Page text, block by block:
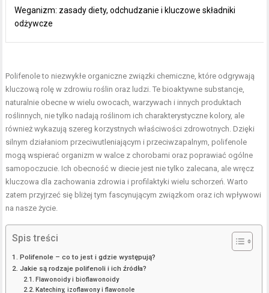
Weganizm: zasady diety, odchudzanie i kluczowe składniki
odżywcze
Polifenole to niezwykłe organiczne związki chemiczne, które odgrywają
kluczową rolę w zdrowiu roślin oraz ludzi. Te bioaktywne substancje,
naturalnie obecne w wielu owocach, warzywach i innych produktach
roślinnych, nie tylko nadają roślinom ich charakterystyczne kolory, ale
również wykazują szereg korzystnych właściwości zdrowotnych. Dzięki
silnym działaniom przeciwutleniającym i przeciwzapalnym, polifenole
mogą wspierać organizm w walce z chorobami oraz poprawiać ogólne
samopoczucie. Ich obecność w diecie jest nie tylko zalecana, ale wręcz
kluczowa dla zachowania zdrowia i profilaktyki wielu schorzeń. Warto
zatem przyjrzeć się bliżej tym fascynującym związkom oraz ich wpływowi
na nasze życie.
Spis treści
Polifenole – co to jest i gdzie występują?
Jakie są rodzaje polifenoli i ich źródła?
Flawonoidy i bioflawonoidy
Katechiny, izoflawony i flawonole